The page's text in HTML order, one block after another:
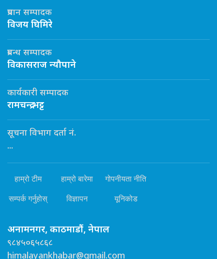
प्रधान सम्पादक
विजय घिमिरे
प्रबन्ध सम्पादक
विकासराज न्यौपाने
कार्यकारी सम्पादक
रामचन्द्र भट्ट
सूचना विभाग दर्ता नं.
...
हाम्रो टीम हाम्रो बारेमा गोपनीयता नीति
सम्पर्क गर्नुहोस् विज्ञापन यूनिकोड
अनामनगर, काठमाडौं, नेपाल
९८४५०६५८६८
himalayankhabar@gmail.com